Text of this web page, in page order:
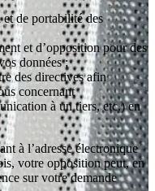
et de portabilité des
et d’opposition pour des
données ;
des directives afin
concernant
à un tiers, etc.) en
à l’adresse électronique
votre opposition peut, en
sur votre demande